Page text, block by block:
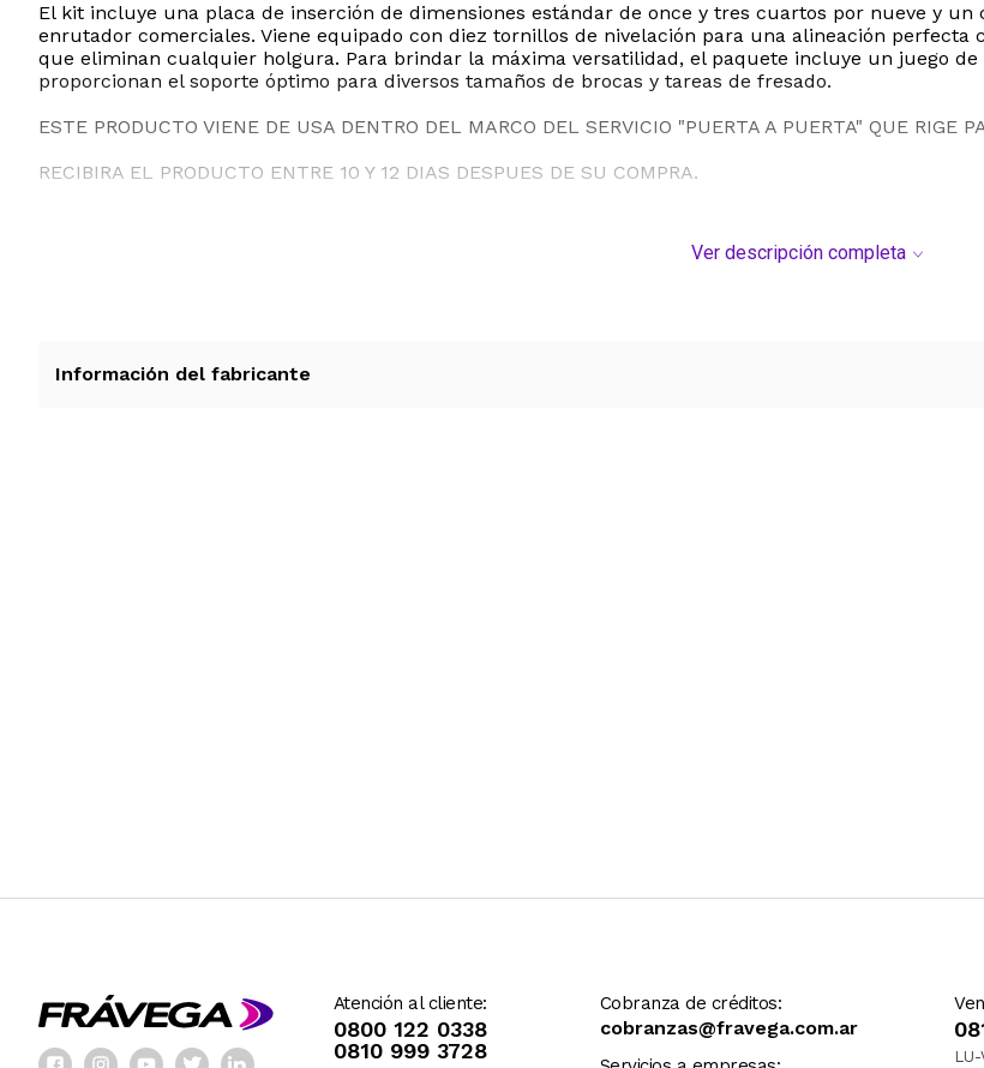
El kit incluye una placa de inserción de dimensiones estándar de once y tres cuartos por nueve y
enrutador comerciales. Viene equipado con diez tornillos de nivelación para una alineación
que eliminan cualquier holgura. Para brindar la máxima versatilidad, el paquete incluye un juego
proporcionan el soporte óptimo para diversos tamaños de brocas y tareas de fresado.
ESTE PRODUCTO VIENE DE USA DENTRO DEL MARCO DEL SERVICIO "PUERTA A PUERTA" QUE RIGE
RECIBIRA EL PRODUCTO ENTRE 10 Y 12 DIAS DESPUES DE SU COMPRA.
Ver descripción completa
Información del fabricante
Atención al cliente:
0800 122 0338
0810 999 3728
Cobranza de créditos:
cobranzas@fravega.com.ar